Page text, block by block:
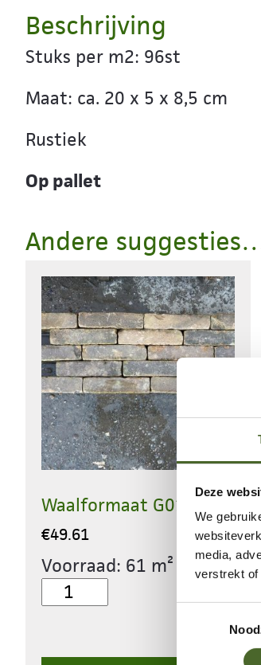
Deze
We
media,
verstrekt of
Beschrijving
Stuks per m2: 96st
Maat: ca. 20 x 5 x 8,5 cm
Rustiek
Op pallet
Andere
Waalformaat G015
€49.61
Voorraad: 61 m²
Waalformaat